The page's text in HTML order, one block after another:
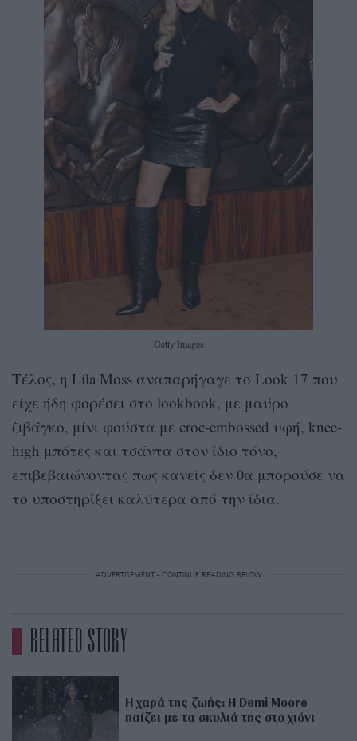
Getty Images
Τέλος, η Lila Moss αναπαρήγαγε το Look 17 που
είχε ήδη φορέσει στο lookbook, με μαύρο
ζιβάγκο, μίνι φούστα με croc-embossed υφή, knee-
high μπότες και τσάντα στον ίδιο τόνο,
επιβεβαιώνοντας πως κανείς δεν θα μπορούσε να
το υποστηρίξει καλύτερα από την ίδια.
ADVERTISEMENT - CONTINUE READING BELOW
RELATED STORY
Η χαρά της ζωής: Η Demi Moore
παίζει με τα σκυλιά της στο χιόνι